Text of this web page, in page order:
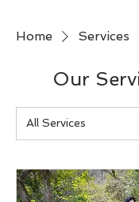
Home Services
Our
All Services